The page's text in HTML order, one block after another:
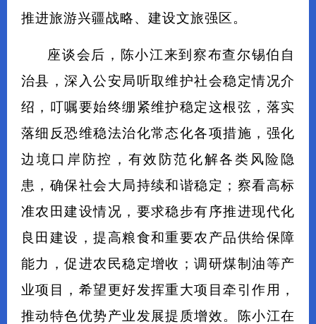
推进旅游兴疆战略、建设文旅强区。
座谈会后，陈小江来到察布查尔锡伯自
治县，深入公安局听取维护社会稳定情况介
绍，叮嘱要始终绷紧维护稳定这根弦，落实
落细反恐维稳法治化常态化各项措施，强化
边境口岸防控，有效防范化解各类风险隐
患，确保社会大局持续和谐稳定；察看高标
准农田建设情况，要求稳步有序推进现代化
良田建设，提高粮食和重要农产品供给保障
能力，促进农民稳定增收；调研煤制油等产
业项目，希望更好发挥重大项目牵引作用，
推动特色优势产业发展提质增效。陈小江在